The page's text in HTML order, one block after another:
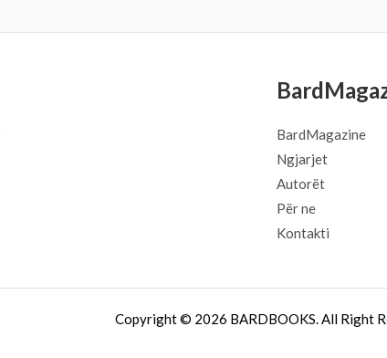
BardMagazine
Ngjarjet
Autorët
Për ne
Kontakti
Copyright © 2026 BARDBOOKS. All Right